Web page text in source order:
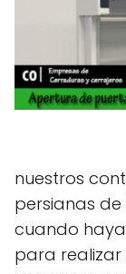
nuestros
persianas
cuando
para realizar